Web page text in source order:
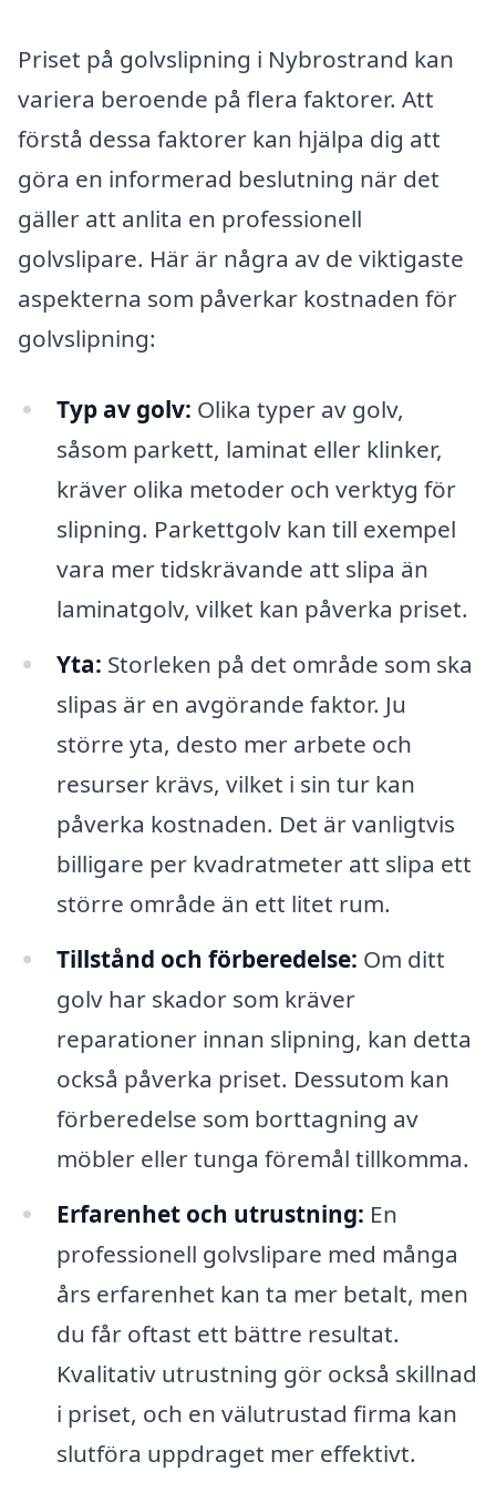
Priset på golvslipning i Nybrostrand kan
variera beroende på flera faktorer. Att
förstå dessa faktorer kan hjälpa dig att
göra en informerad beslutning när det
gäller att anlita en professionell
golvslipare. Här är några av de viktigaste
aspekterna som påverkar kostnaden för
golvslipning:
Typ av golv: Olika typer av golv,
såsom parkett, laminat eller klinker,
kräver olika metoder och verktyg för
slipning. Parkettgolv kan till exempel
vara mer tidskrävande att slipa än
laminatgolv, vilket kan påverka priset.
Yta: Storleken på det område som ska
slipas är en avgörande faktor. Ju
större yta, desto mer arbete och
resurser krävs, vilket i sin tur kan
påverka kostnaden. Det är vanligtvis
billigare per kvadratmeter att slipa ett
större område än ett litet rum.
Tillstånd och förberedelse: Om ditt
golv har skador som kräver
reparationer innan slipning, kan detta
också påverka priset. Dessutom kan
förberedelse som borttagning av
möbler eller tunga föremål tillkomma.
Erfarenhet och utrustning: En
professionell golvslipare med många
års erfarenhet kan ta mer betalt, men
du får oftast ett bättre resultat.
Kvalitativ utrustning gör också skillnad
i priset, och en välutrustad firma kan
slutföra uppdraget mer effektivt.